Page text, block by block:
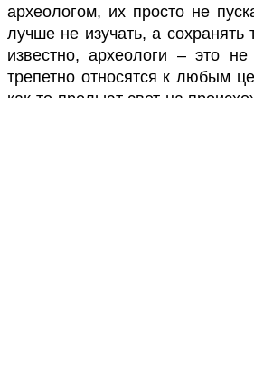
археологом, их просто не
лучше не изучать, а
известно, археологи – это
трепетно относятся к любым
как-то прольют свет на